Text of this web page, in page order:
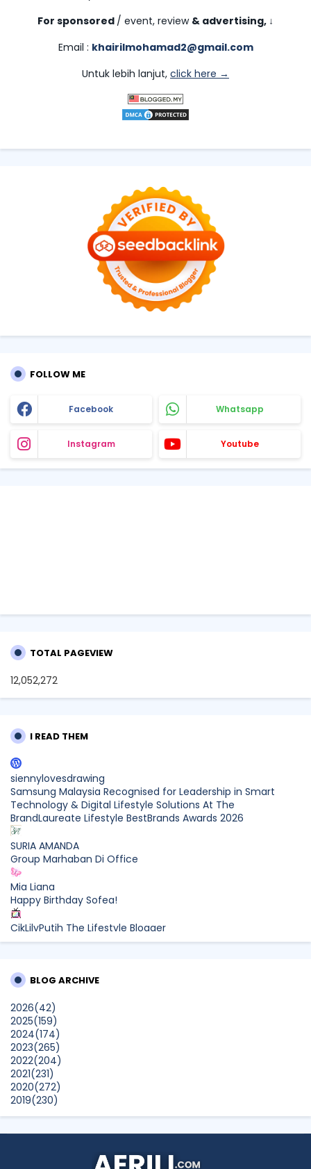
For sponsored / event, review & advertising, ↓
Email : khairilmohamad2@gmail.com
Untuk lebih lanjut, click here →
FOLLOW ME
Facebook Whatsapp
Instagram Youtube
TOTAL PAGEVIEW
12,052,272
I READ THEM
siennylovesdrawing
Samsung Malaysia Recognised for Leadership in Smart
Technology & Digital Lifestyle Solutions At The
BrandLaureate Lifestyle BestBrands Awards 2026
SURIA AMANDA
Group Marhaban Di Office
Mia Liana
Happy Birthday Sofea!
CikLilyPutih The Lifestyle Blogger
What to Read After Watching The Odyssey: Kobo’s Reading
Pertama Kali Join Running Event, Thank You LEGO x KLCC!
Show All
BLOG ARCHIVE
2026(42)
2025(159)
2024(174)
2023(265)
2022(204)
2021(231)
2020(272)
2019(230)
2018(496)